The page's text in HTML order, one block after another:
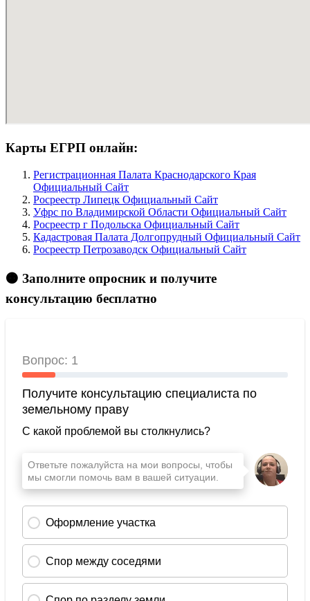
Карты ЕГРП онлайн:
Регистрационная Палата Краснодарского Края
Официальный Сайт
Росреестр Липецк Официальный Сайт
Уфрс по Владимирской Области Официальный Сайт
Росреестр г Подольска Официальный Сайт
Кадастровая Палата Долгопрудный Официальный Сайт
Росреестр Петрозаводск Официальный Сайт
🟠 Заполните опросник и получите
консультацию бесплатно